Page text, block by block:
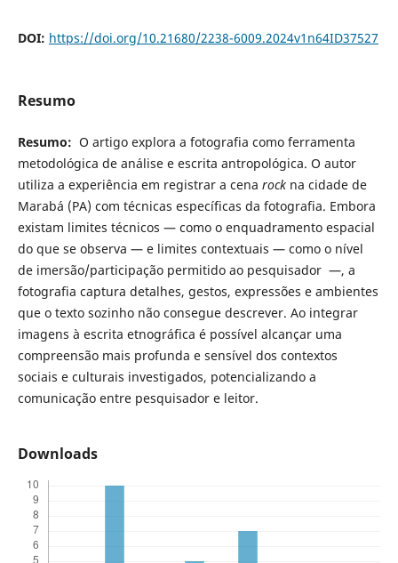
DOI: https://doi.org/10.21680/2238-6009.2024v1n64ID37527
Resumo
Resumo: O artigo explora a fotografia como ferramenta
metodológica de análise e escrita antropológica. O autor
utiliza a experiência em registrar a cena rockna cidade de
Marabá (PA) com técnicas específicas da fotografia. Embora
existam limites técnicos — como o enquadramento espacial
do que se observa — e limites contextuais — como o nível
de imersão/participação permitido ao pesquisador —, a
fotografia captura detalhes, gestos, expressões e ambientes
que o texto sozinho não consegue descrever. Ao integrar
imagens à escrita etnográfica é possível alcançar uma
compreensão mais profunda e sensível dos contextos
sociais e culturais investigados, potencializando a
comunicação entre pesquisador e leitor.
Downloads